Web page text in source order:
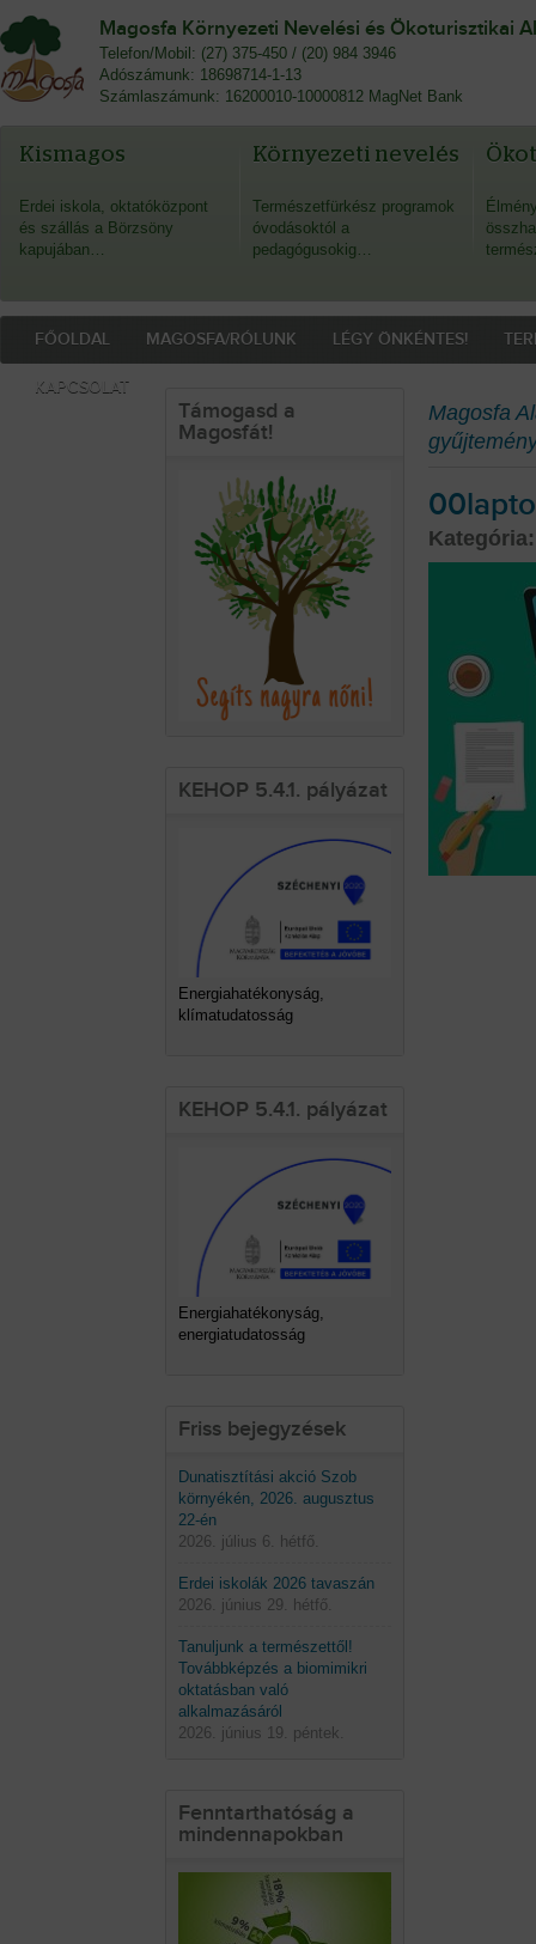
Magosfa Környezeti Nevelési és Ökoturisztikai
Telefon/Mobil: (27) 375-450 / (20) 984 3946
Adószámunk: 18698714-1-13
Számlaszámunk: 16200010-10000812 MagNet Bank
Kismagos
Erdei iskola, oktatóközpont
és szállás a Börzsöny
kapujában…
Környezeti nevelés
Természetfürkész programok
óvodásoktól a
pedagógusokig…
FŐOLDAL MAGOSFA/RÓLUNK LÉGY ÖNKÉNTES!
KAPCSOLAT
Támogasd a
Magosfát!
KEHOP 5.4.1. pályázat
Energiahatékonyság,
klímatudatosság
KEHOP 5.4.1. pályázat
Energiahatékonyság,
energiatudatosság
Friss bejegyzések
Dunatisztítási akció Szob
környékén, 2026. augusztus
22-én
2026. július 6. hétfő.
Erdei iskolák 2026 tavaszán
2026. június 29. hétfő.
Tanuljunk a természettől!
Továbbképzés a biomimikri
oktatásban való
alkalmazásáról
2026. június 19. péntek.
Fenntarthatóság a
mindennapokban
Magosfa